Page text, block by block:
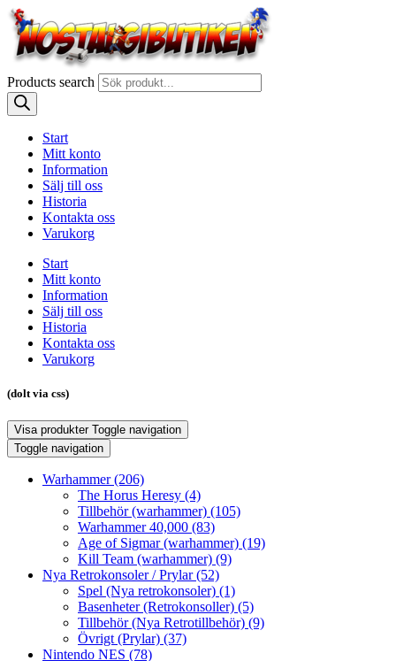
Products search
Start
Mitt konto
Information
Sälj till oss
Historia
Kontakta oss
Varukorg
Start
Mitt konto
Information
Sälj till oss
Historia
Kontakta oss
Varukorg
(dolt via css)
Visa produkter Toggle navigation
Toggle navigation
Warhammer(206)
The Horus Heresy (4)
Tillbehör (warhammer) (105)
Warhammer 40,000 (83)
Age of Sigmar (warhammer) (19)
Kill Team (warhammer) (9)
Nya Retrokonsoler / Prylar(52)
Spel (Nya retrokonsoler) (1)
Basenheter (Retrokonsoller) (5)
Tillbehör (Nya Retrotillbehör) (9)
Övrigt (Prylar) (37)
Nintendo NES (78)